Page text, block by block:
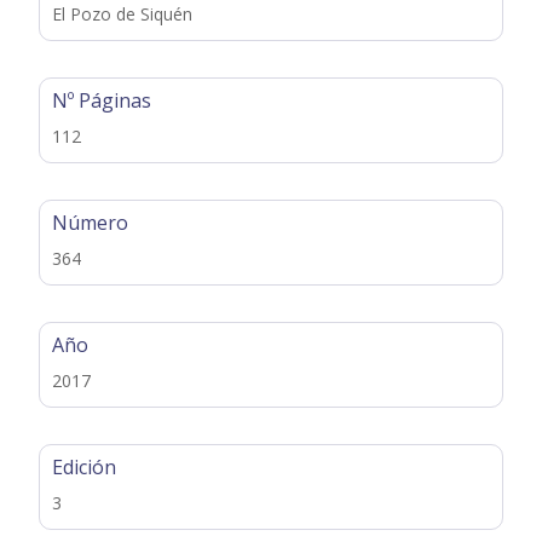
El Pozo de Siquén
Nº Páginas
112
Número
364
Año
2017
Edición
3